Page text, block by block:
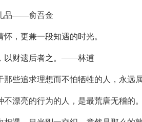
品——俞吾金
，更兼一段知遇的时光。
以财遗后者之。——林逋
那些追求理想而不怕牺牲的人，永远
不漂亮的行为的人，是最荒唐无稽